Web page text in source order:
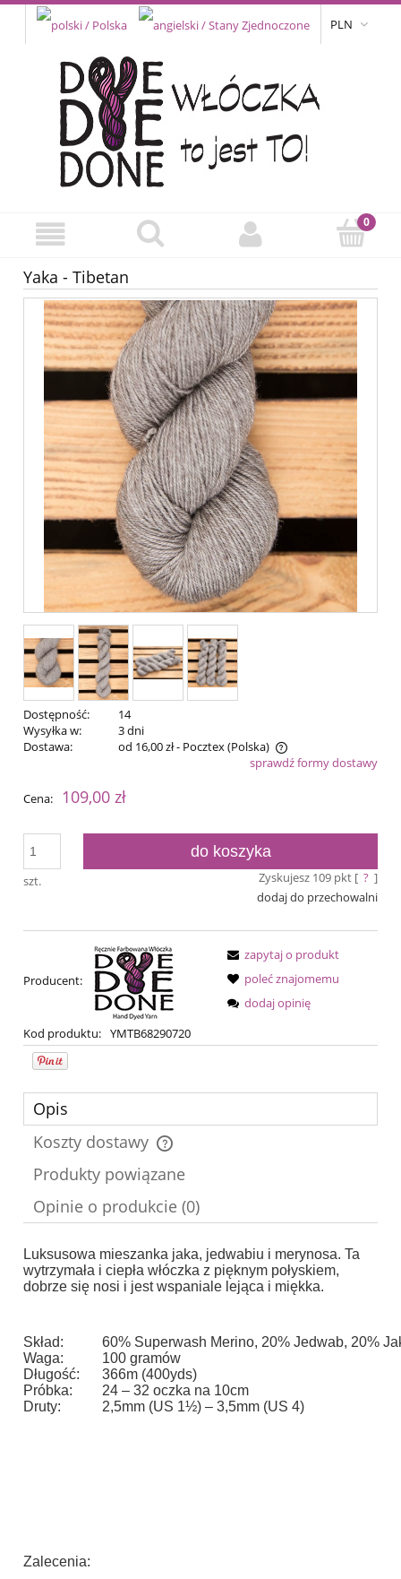
PLN
Yaka - Tibetan
Dostępność:
14
Wysyłka w:
3 dni
Dostawa:
od 16,00 zł- Pocztex(Polska)
Cena nie zawiera ewentualnych kosztów płatnościsprawdź formy dostawy
Cena: 109,00 zł
szt.
do koszyka
Zyskujesz 109pkt [ ? ]
dodaj do przechowalni
Producent:
Kod produktu: YMTB68290720
zapytaj o produkt
poleć znajomemu
dodaj opinię
Opis
Koszty dostawy
Cena nie zawiera ewentualnych kosztów płatności
Produkty powiązane
Opinie o produkcie (0)
Luksusowa mieszanka jaka, jedwabiu i merynosa. Ta
wytrzymała i ciepła włóczka z pięknym połyskiem,
dobrze się nosi i jest wspaniale lejąca i miękka.
Skład:
60% Superwash Merino, 20% Jedwab, 20%
Waga:
100 gramów
Długość:
366m (400yds)
Próbka:
24 – 32 oczka na 10cm
Druty:
2,5mm (US 1½) – 3,5mm (US 4)
Zalecenia: